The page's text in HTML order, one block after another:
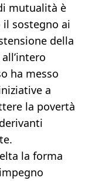
mutualità è
il sostegno ai
della
ha messo
a
la povertà
la forma